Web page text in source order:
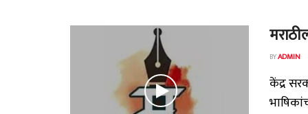
BYADMIN
केंद्र